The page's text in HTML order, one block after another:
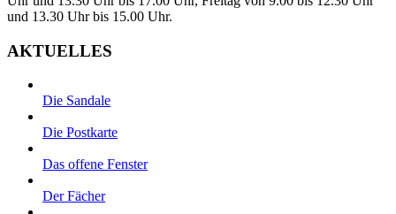
und 13.30 Uhr bis 15.00 Uhr.
AKTUELLES
Die Sandale
Die Postkarte
Das offene Fenster
Der Fächer